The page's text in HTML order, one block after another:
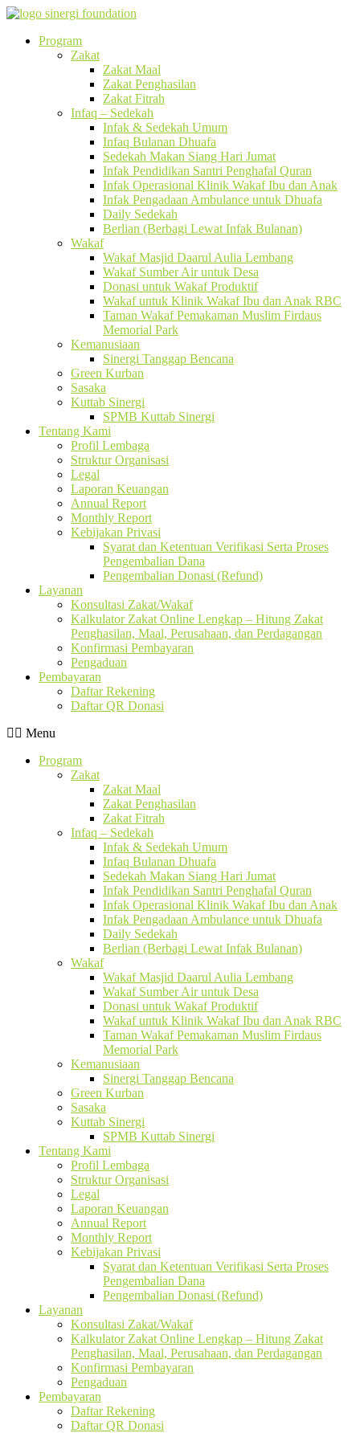
Program
Zakat
Zakat Maal
Zakat Penghasilan
Zakat Fitrah
Infaq – Sedekah
Infak & Sedekah Umum
Infaq Bulanan Dhuafa
Sedekah Makan Siang Hari Jumat
Infak Pendidikan Santri Penghafal Quran
Infak Operasional Klinik Wakaf Ibu dan Anak
Infak Pengadaan Ambulance untuk Dhuafa
Daily Sedekah
Berlian (Berbagi Lewat Infak Bulanan)
Wakaf
Wakaf Masjid Daarul Aulia Lembang
Wakaf Sumber Air untuk Desa
Donasi untuk Wakaf Produktif
Wakaf untuk Klinik Wakaf Ibu dan Anak RBC
Taman Wakaf Pemakaman Muslim Firdaus
Memorial Park
Kemanusiaan
Sinergi Tanggap Bencana
Green Kurban
Sasaka
Kuttab Sinergi
SPMB Kuttab Sinergi
Tentang Kami
Profil Lembaga
Struktur Organisasi
Legal
Laporan Keuangan
Annual Report
Monthly Report
Kebijakan Privasi
Syarat dan Ketentuan Verifikasi Serta Proses
Pengembalian Dana
Pengembalian Donasi (Refund)
Layanan
Konsultasi Zakat/Wakaf
Kalkulator Zakat Online Lengkap – Hitung Zakat
Penghasilan, Maal, Perusahaan, dan Perdagangan
Konfirmasi Pembayaran
Pengaduan
Pembayaran
Daftar Rekening
Daftar QR Donasi
Menu
Program
Zakat
Zakat Maal
Zakat Penghasilan
Zakat Fitrah
Infaq – Sedekah
Infak & Sedekah Umum
Infaq Bulanan Dhuafa
Sedekah Makan Siang Hari Jumat
Infak Pendidikan Santri Penghafal Quran
Infak Operasional Klinik Wakaf Ibu dan Anak
Infak Pengadaan Ambulance untuk Dhuafa
Daily Sedekah
Berlian (Berbagi Lewat Infak Bulanan)
Wakaf
Wakaf Masjid Daarul Aulia Lembang
Wakaf Sumber Air untuk Desa
Donasi untuk Wakaf Produktif
Wakaf untuk Klinik Wakaf Ibu dan Anak RBC
Taman Wakaf Pemakaman Muslim Firdaus
Memorial Park
Kemanusiaan
Sinergi Tanggap Bencana
Green Kurban
Sasaka
Kuttab Sinergi
SPMB Kuttab Sinergi
Tentang Kami
Profil Lembaga
Struktur Organisasi
Legal
Laporan Keuangan
Annual Report
Monthly Report
Kebijakan Privasi
Syarat dan Ketentuan Verifikasi Serta Proses
Pengembalian Dana
Pengembalian Donasi (Refund)
Layanan
Konsultasi Zakat/Wakaf
Kalkulator Zakat Online Lengkap – Hitung Zakat
Penghasilan, Maal, Perusahaan, dan Perdagangan
Konfirmasi Pembayaran
Pengaduan
Pembayaran
Daftar Rekening
Daftar QR Donasi